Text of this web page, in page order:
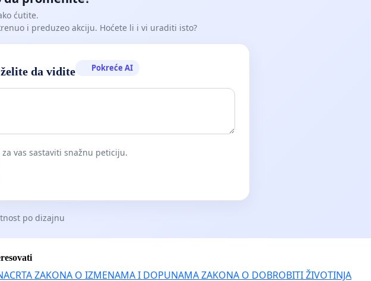
ćutite.
i preduzeo akciju. Hoćete li i vi uraditi isto?
da vidite Pokreće AI
vas sastaviti snažnu peticiju.
po dizajnu
ZAKONA O IZMENAMA I DOPUNAMA ZAKONA O DOBROBITI ŽIVOTINJA